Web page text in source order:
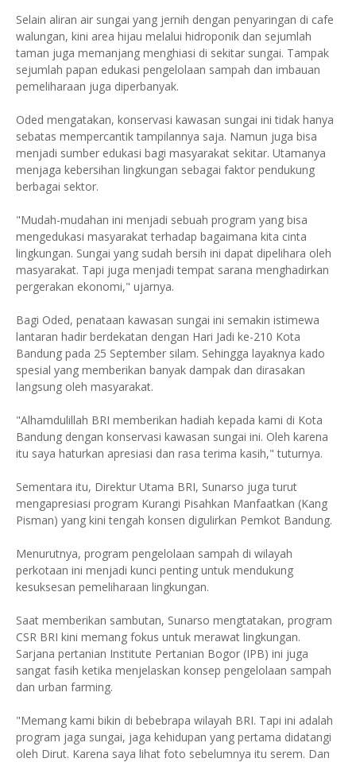
Selain aliran air sungai yang jernih dengan penyaringan di cafe
walungan, kini area hijau melalui hidroponik dan sejumlah
taman juga memanjang menghiasi di sekitar sungai. Tampak
sejumlah papan edukasi pengelolaan sampah dan imbauan
pemeliharaan juga diperbanyak.
Oded mengatakan, konservasi kawasan sungai ini tidak hanya
sebatas mempercantik tampilannya saja. Namun juga bisa
menjadi sumber edukasi bagi masyarakat sekitar. Utamanya
menjaga kebersihan lingkungan sebagai faktor pendukung
berbagai sektor.
"Mudah-mudahan ini menjadi sebuah program yang bisa
mengedukasi masyarakat terhadap bagaimana kita cinta
lingkungan. Sungai yang sudah bersih ini dapat dipelihara oleh
masyarakat. Tapi juga menjadi tempat sarana menghadirkan
pergerakan ekonomi," ujarnya.
Bagi Oded, penataan kawasan sungai ini semakin istimewa
lantaran hadir berdekatan dengan Hari Jadi ke-210 Kota
Bandung pada 25 September silam. Sehingga layaknya kado
spesial yang memberikan banyak dampak dan dirasakan
langsung oleh masyarakat.
"Alhamdulillah BRI memberikan hadiah kepada kami di Kota
Bandung dengan konservasi kawasan sungai ini. Oleh karena
itu saya haturkan apresiasi dan rasa terima kasih," tuturnya.
Sementara itu, Direktur Utama BRI, Sunarso juga turut
mengapresiasi program Kurangi Pisahkan Manfaatkan (Kang
Pisman) yang kini tengah konsen digulirkan Pemkot Bandung.
Menurutnya, program pengelolaan sampah di wilayah
perkotaan ini menjadi kunci penting untuk mendukung
kesuksesan pemeliharaan lingkungan.
Saat memberikan sambutan, Sunarso mengtatakan, program
CSR BRI kini memang fokus untuk merawat lingkungan.
Sarjana pertanian Institute Pertanian Bogor (IPB) ini juga
sangat fasih ketika menjelaskan konsep pengelolaan sampah
dan urban farming.
"Memang kami bikin di bebebrapa wilayah BRI. Tapi ini adalah
program jaga sungai, jaga kehidupan yang pertama didatangi
oleh Dirut. Karena saya lihat foto sebelumnya itu serem. Dan